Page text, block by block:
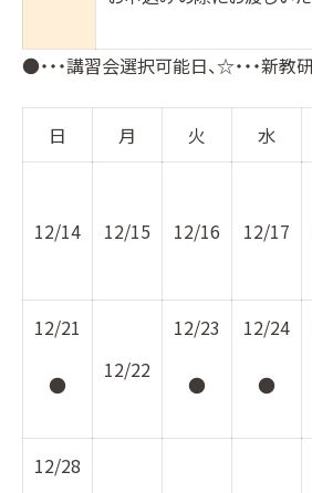
●・・・講習会選択可能日、☆・・・新教
日 月 火 水
12/14 12/15 12/16 12/17
12/21
●
12/22
12/23
●
12/24
●
12/28